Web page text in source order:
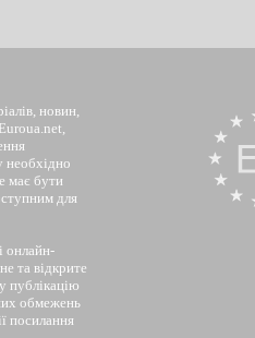
новин,
необхідно
має бути
для
онлайн-
та відкрите
публікацію
обмежень
посилання